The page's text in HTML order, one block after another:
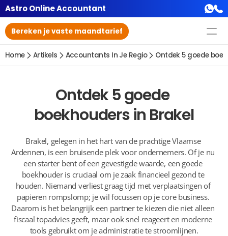
Astro Online Accountant
Bereken je vaste maandtarief
Home Artikels Accountants In Je Regio Ontdek 5 goede
Ontdek 5 goede
boekhouders in Brakel
Brakel, gelegen in het hart van de prachtige Vlaamse
Ardennen, is een bruisende plek voor ondernemers. Of je nu
een starter bent of een gevestigde waarde, een goede
boekhouder is cruciaal om je zaak financieel gezond te
houden. Niemand verliest graag tijd met verplaatsingen of
papieren rompslomp; je wil focussen op je core business.
Daarom is het belangrijk een partner te kiezen die niet alleen
fiscaal topadvies geeft, maar ook snel reageert en moderne
tools gebruikt om je administratie te stroomlijnen.